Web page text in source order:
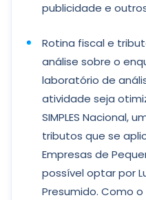
publicidade e
Rotina fiscal e
análise sobre o
laboratório de
atividade seja
SIMPLES Nacional,
tributos que se
Empresas de
possível optar por
Presumido. Como